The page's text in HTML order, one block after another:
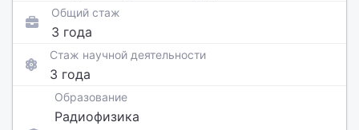
Общий стаж
3 года
Стаж научной деятельности
3 года
Образование
Радиофизика